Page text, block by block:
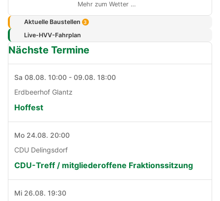
Mehr zum Wetter …
Aktuelle Baustellen 3
Live-HVV-Fahrplan
Nächste Termine
Sa 08.08. 10:00 - 09.08. 18:00
Erdbeerhof Glantz
Hoffest
Mo 24.08. 20:00
CDU Delingsdorf
CDU-Treff / mitgliederoffene Fraktionssitzung
Mi 26.08. 19:30